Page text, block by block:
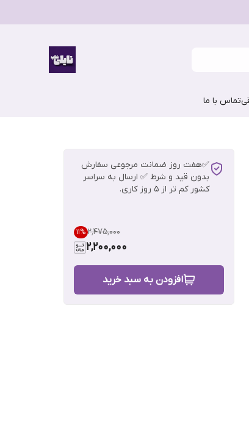
تماس با ما
✅هفت روز ضمانت مرجوعی سفارش
بدون قید و شرط ✅ ارسال به سراسر
کشور کم تر از 5 روز کاری.
۲٬۴۷۵٬۰۰۰ 11%
2,200,000
افزودن به سبد خرید